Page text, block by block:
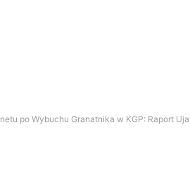
po Wybuchu Granatnika w KGP: Raport